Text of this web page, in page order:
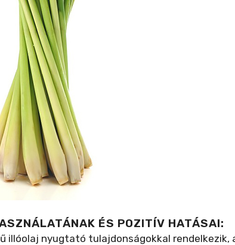
ÉS POZITÍV HATÁSAI:
illóolaj nyugtató tulajdonságokkal rendelkezik,